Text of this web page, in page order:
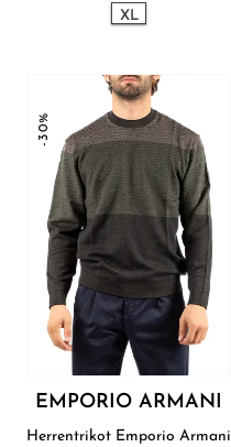
XL
-30%
EMPORIO ARMANI
Herrentrikot Emporio Armani